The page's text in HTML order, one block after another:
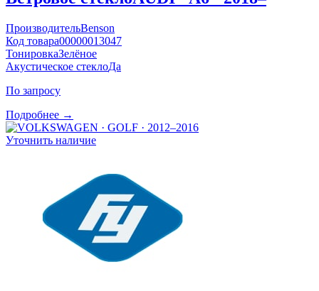
ПроизводительBenson
Код товара00000013047
ТонировкаЗелёное
Акустическое стеклоДа
По запросу
Подробнее →
Уточнить наличие